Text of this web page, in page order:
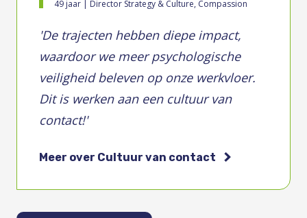
49 jaar | Director Strategy & Culture, Compassion
'De trajecten hebben diepe impact,
waardoor we meer psychologische
veiligheid beleven op onze werkvloer.
Dit is werken aan een cultuur van
contact!'
Meer over Cultuur van contact